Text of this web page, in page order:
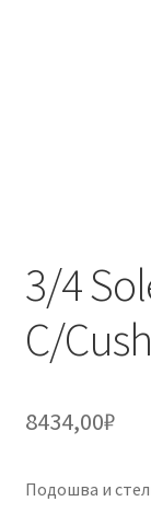
3/4
C/
8434,00₽
Подошва и